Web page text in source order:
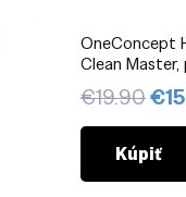
OneConcept
Clean
€19.90
bola:
€
Kúpiť